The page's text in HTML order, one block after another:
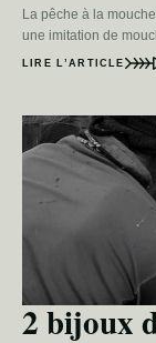
La pêche à la
une imitation de
LIRE L’ARTICLE
2 bijoux